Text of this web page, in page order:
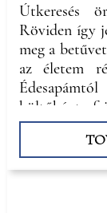
Útkeresés
Röviden így
meg a
az életem
költőként
koromban
megpihenni.